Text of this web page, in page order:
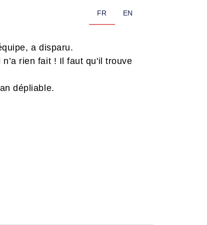
FR EN
a disparu.
rien fait ! Il faut qu'il trouve
dépliable.